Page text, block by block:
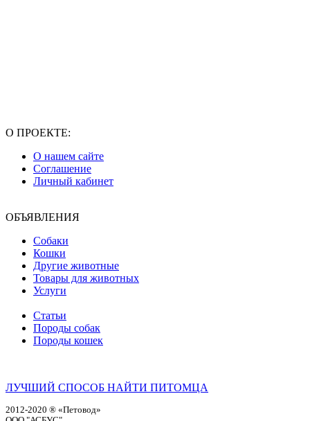
О ПРОЕКТЕ:
О нашем сайте
Соглашение
Личный кабинет
ОБЪЯВЛЕНИЯ
Собаки
Кошки
Другие животные
Товары для животных
Услуги
Статьи
Породы собак
Породы кошек
ЛУЧШИЙ СПОСОБ НАЙТИ ПИТОМЦА
2012-2020 ® «Петовод»